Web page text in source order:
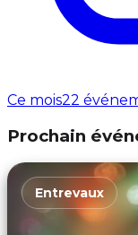
Ce mois22
Prochain
Entrevaux